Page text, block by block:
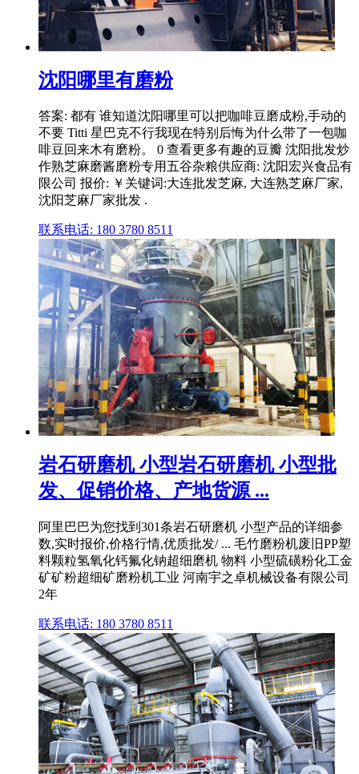
沈阳哪里有磨粉
答案: 都有 谁知道沈阳哪里可以把咖啡豆磨成粉,手动的
不要 Titti 星巴克不行我现在特别后悔为什么带了一包咖
啡豆回来木有磨粉。 0 查看更多有趣的豆瓣 沈阳批发炒
作熟芝麻磨酱磨粉专用五谷杂粮供应商: 沈阳宏兴食品有
限公司 报价: ￥关键词:大连批发芝麻, 大连熟芝麻厂家,
沈阳芝麻厂家批发 .
联系电话: 180 3780 8511
岩石研磨机 小型岩石研磨机 小型批
发、促销价格、产地货源 ...
阿里巴巴为您找到301条岩石研磨机 小型产品的详细参
数,实时报价,价格行情,优质批发/ ... 毛竹磨粉机废旧PP塑
料颗粒氢氧化钙氟化钠超细磨机 物料 小型硫磺粉化工金
矿矿粉超细矿磨粉机工业 河南宇之卓机械设备有限公司
2年
联系电话: 180 3780 8511